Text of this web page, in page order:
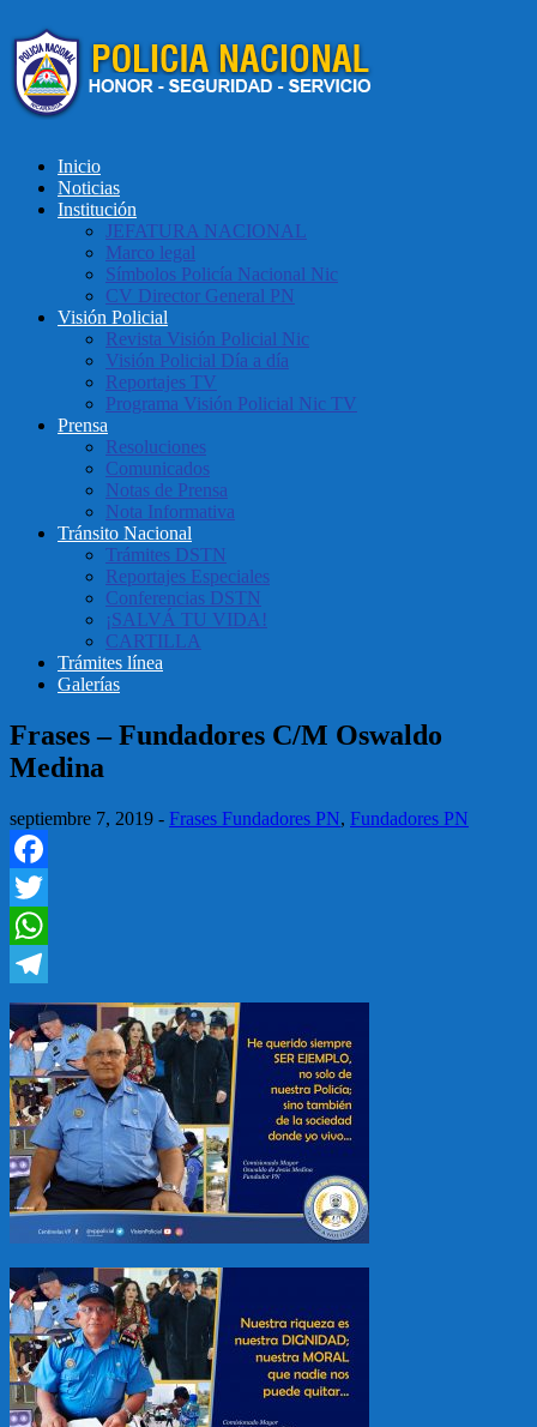
Inicio
Noticias
Institución
JEFATURA NACIONAL
Marco legal
Símbolos Policía Nacional Nic
CV Director General PN
Visión Policial
Revista Visión Policial Nic
Visión Policial Día a día
Reportajes TV
Programa Visión Policial Nic TV
Prensa
Resoluciones
Comunicados
Notas de Prensa
Nota Informativa
Tránsito Nacional
Trámites DSTN
Reportajes Especiales
Conferencias DSTN
¡SALVÁ TU VIDA!
CARTILLA
Trámites línea
Galerías
Frases – Fundadores C/M Oswaldo
Medina
septiembre 7, 2019 - Frases Fundadores PN, Fundadores PN
Facebook
Twitter
WhatsApp
Telegram